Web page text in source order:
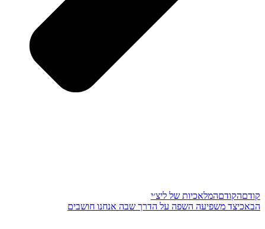
קודםהקודםהמלאכיות של ליצ׳י
הבאכיצד משפיעה השפה על הדרך שבה אנחנו חושבים